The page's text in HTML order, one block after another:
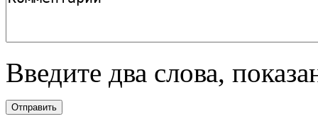
Введите два слова,
Отправить